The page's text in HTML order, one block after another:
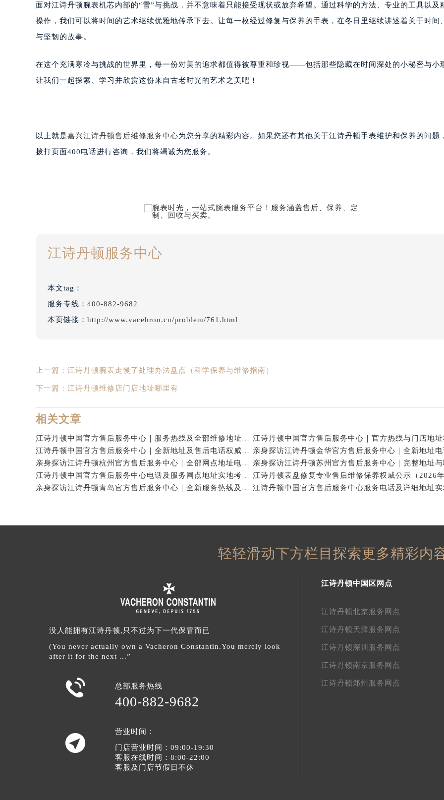
面对江诗丹顿腕表机芯内部的“雪”与挑战，并不意味着只能接受现状或放弃希望。通过科学的方法、专业的工具以及
操作，我们可以将时间的艺术继续优雅地传承下去。让每一枚经过修复与保养的手表，在冬日里继续讲述着关于时间
与坚韧的故事。
在这个充满寒冷与挑战的世界里，每一份对美的追求都值得被尊重和珍视——包括那些隐藏在时间深处的小秘密与小
让我们一起探索、学习并欣赏这份来自古老时光的艺术之美吧！
以上就是嘉兴江诗丹顿售后维修服务中心为您分享的精彩内容。如果您还有其他关于江诗丹顿手表维护和保养的问题
拨打页面400电话进行咨询，我们将竭诚为您服务。
江诗丹顿服务中心
本文tag：
服务专线： 400-882-9682
本页链接： http://www.vacehron.cn/problem/761.html
上一篇： 江诗丹顿腕表走慢了处理办法盘点（科学保养与维修指南）
下一篇： 江诗丹顿维修店门店地址哪里有
相关文章
江诗丹顿中国官方售后服务中心｜服务热线及全部维修地址权威信息通告（2026年7月最新）
江诗丹顿中国官方售后服务中心｜全新地址及售后电话权威信息通告（2026年7月最新）
亲身探访江诗丹顿杭州官方售后服务中心｜全部网点地址电话（2026年7月最新）
江诗丹顿中国官方售后服务中心电话及服务网点地址实地考察报告_多信源验证（2026年7月最新）
亲身探访江诗丹顿青岛官方售后服务中心｜全新服务热线及门店地址（2026年7月最新）
轻轻滑动下方栏目探索更多精彩内
没人能拥有江诗丹顿,只不过为下一代保管而已
(You never actually own a Vacheron Constantin.You merely look
after it for the next ...”
 总部服务热线
400-882-9682

营业时间：
门店营业时间：09:00-19:30
客服在线时间：8:00-22:00
客服及门店节假日不休
江诗丹顿中国区网点
江诗丹顿北京服务网点
江诗丹顿天津服务网点
江诗丹顿深圳服务网点
江诗丹顿南京服务网点
江诗丹顿郑州服务网点